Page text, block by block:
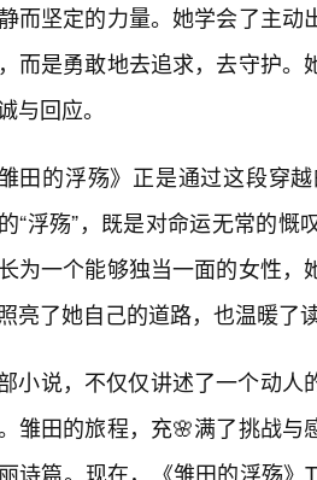
而坚定的力量。她学会了主
而是勇敢地去追求，去守护
与回应。
雏田的浮殇》正是通过这段穿
“浮殇”，既是对命运无常的
为一个能够独当一面的女性
亮了她自己的道路，也温暖了
小说，不仅仅讲述了一个动人
雏田的旅程，充🌸满了挑战
诗篇。现在，《雏田的浮殇